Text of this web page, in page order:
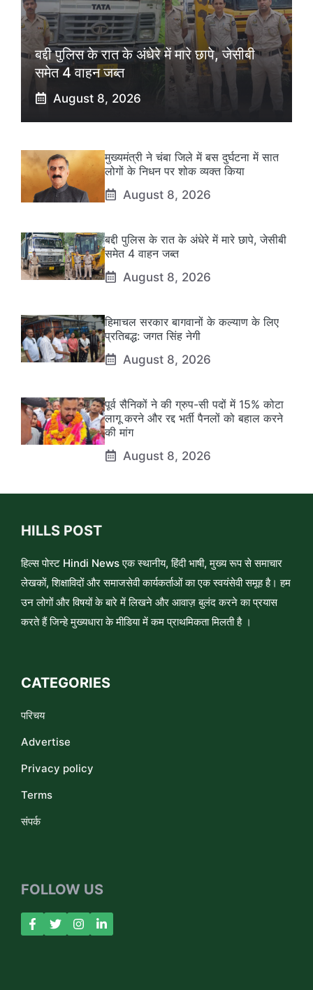
बद्दी पुलिस के रात के अंधेरे में मारे छापे, जेसीबी
समेत 4 वाहन जब्त
August 8, 2026
मुख्यमंत्री ने चंबा जिले में बस दुर्घटना में सात
लोगों के निधन पर शोक व्यक्त किया
August 8, 2026
बद्दी पुलिस के रात के अंधेरे में मारे छापे, जेसीबी
समेत 4 वाहन जब्त
August 8, 2026
हिमाचल सरकार बागवानों के कल्याण के लिए
प्रतिबद्ध: जगत सिंह नेगी
August 8, 2026
पूर्व सैनिकों ने की ग्रुप-सी पदों में 15% कोटा
लागू करने और रद्द भर्ती पैनलों को बहाल करने
की मांग
August 8, 2026
HILLS POST
हिल्स पोस्ट Hindi News एक स्थानीय, हिंदी भाषी, मुख्य रूप से समाचार
लेखकों, शिक्षाविदों और समाजसेवी कार्यकर्ताओं का एक स्वयंसेवी समूह है। हम
उन लोगों और विषयों के बारे में लिखने और आवाज़ बुलंद करने का प्रयास
करते हैं जिन्हे मुख्यधारा के मीडिया में कम प्राथमिकता मिलती है ।
CATEGORIES
परिचय
Advertise
Privacy policy
Terms
संपर्क
FOLLOW US